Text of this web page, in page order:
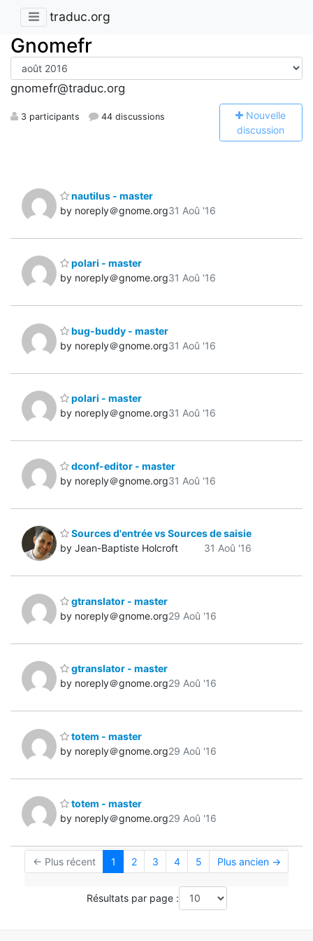
traduc.org
Gnomefr
gnomefr@traduc.org
3 participants 44 discussions Nouvelle
discussion
nautilus - master
by noreply＠gnome.org31 Aoû '16
polari - master
by noreply＠gnome.org31 Aoû '16
bug-buddy - master
by noreply＠gnome.org31 Aoû '16
polari - master
by noreply＠gnome.org31 Aoû '16
dconf-editor - master
by noreply＠gnome.org31 Aoû '16
Sources d'entrée vs Sources de saisie
by Jean-Baptiste Holcroft
31 Aoû '16
gtranslator - master
by noreply＠gnome.org29 Aoû '16
gtranslator - master
by noreply＠gnome.org29 Aoû '16
totem - master
by noreply＠gnome.org29 Aoû '16
totem - master
by noreply＠gnome.org29 Aoû '16
← Plus récent 1 2 3 4 5 Plus ancien →
Résultats par page :